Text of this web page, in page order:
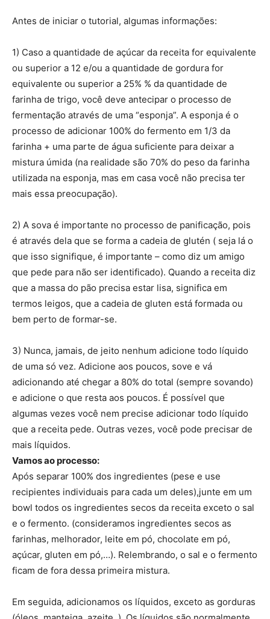
Antes de iniciar o tutorial, algumas informações:
1) Caso a quantidade de açúcar da receita for equivalente
ou superior a 12 e/ou a quantidade de gordura for
equivalente ou superior a 25% % da quantidade de
farinha de trigo, você deve antecipar o processo de
fermentação através de uma “esponja”. A esponja é o
processo de adicionar 100% do fermento em 1/3 da
farinha + uma parte de água suficiente para deixar a
mistura úmida (na realidade são 70% do peso da farinha
utilizada na esponja, mas em casa você não precisa ter
mais essa preocupação).
2) A sova é importante no processo de panificação, pois
é através dela que se forma a cadeia de glutén ( seja lá o
que isso signifique, é importante – como diz um amigo
que pede para não ser identificado). Quando a receita diz
que a massa do pão precisa estar lisa, significa em
termos leigos, que a cadeia de gluten está formada ou
bem perto de formar-se.
3) Nunca, jamais, de jeito nenhum adicione todo líquido
de uma só vez. Adicione aos poucos, sove e vá
adicionando até chegar a 80% do total (sempre sovando)
e adicione o que resta aos poucos. É possível que
algumas vezes você nem precise adicionar todo líquido
que a receita pede. Outras vezes, você pode precisar de
mais líquidos.
Vamos ao processo:
Após separar 100% dos ingredientes (pese e use
recipientes individuais para cada um deles),junte em um
bowl todos os ingredientes secos da receita exceto o sal
e o fermento. (consideramos ingredientes secos as
farinhas, melhorador, leite em pó, chocolate em pó,
açúcar, gluten em pó,…). Relembrando, o sal e o fermento
ficam de fora dessa primeira mistura.
Em seguida, adicionamos os líquidos, exceto as gorduras